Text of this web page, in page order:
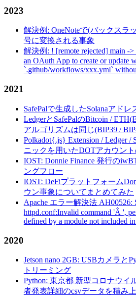
2023
解決例: OneNoteで(バックスラ
号に変換される事象
解決例: ! [remote rejected] main -
an OAuth App to create or update
`.github/workflows/xxx.yml`
2021
SafePalで生成したSolanaアド
LedgerとSafePalのBitcoin /
アルゴリズムは同じ(BIP39 /
Polkadot{.js} Extension / Ledger /
ニックを用いたDOTアカウン
IOST: Donnie Finance 発行の
ングフロー
IOST: DeFiプラットフォーム
ウン事象についてまとめてみた
Apache エラー解決法 AH00526:
httpd.conf:Invalid command 'Â ',
defined by a module not included
2020
Jetson nano 2GB: USBカメラと
トリーミング
Python: 東京都 新型コロナウイ
者発表詳細のcsvデータを積み